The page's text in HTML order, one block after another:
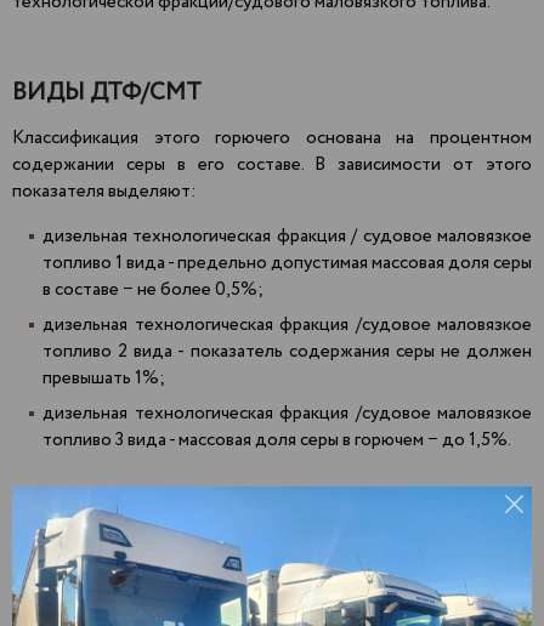
ВИДЫ ДТФ/СМТ
Классификация этого горючего основана на процентном
содержании серы в его составе. В зависимости от этого
показателя выделяют:
дизельная технологическая фракция / судовое маловязкое
топливо 1 вида - предельно допустимая массовая доля серы
в составе − не более 0,5%;
дизельная технологическая фракция /судовое маловязкое
топливо 2 вида - показатель содержания серы не должен
превышать 1%;
дизельная технологическая фракция /судовое маловязкое
топливо 3 вида - массовая доля серы в горючем − до 1,5%.
Доставкапечного топлива СМТ оптом
Агрыз
Актаныш
Алнаши
Альметьевск
Арамиль
Златоуст
Иваново
Ижевск
Йошкар-Ола
Первоуральск
Пермь
Подольск